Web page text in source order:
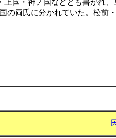
上国・神ノ国などとも書かれ
の両氏に分かれていた。松前